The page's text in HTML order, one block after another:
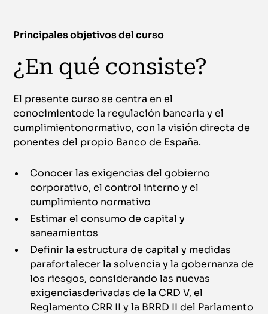
Principales objetivos del curso
¿En qué consiste?
El presente curso se centra en el
conocimientode la regulación bancaria y el
cumplimientonormativo, con la visión directa de
ponentes del propio Banco de España.
Conocer las exigencias del gobierno
corporativo, el control interno y el
cumplimiento normativo
Estimar el consumo de capital y
saneamientos
Definir la estructura de capital y medidas
parafortalecer la solvencia y la gobernanza de
los riesgos, considerando las nuevas
exigenciasderivadas de la CRD V, el
Reglamento CRR II y la BRRD II del Parlamento